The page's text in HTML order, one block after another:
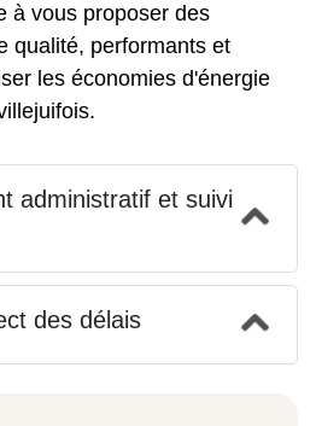
à vous proposer des
qualité, performants et
les économies d'énergie
administratif et suivi
des délais